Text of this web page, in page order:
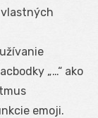
„…“ ako
emoji.